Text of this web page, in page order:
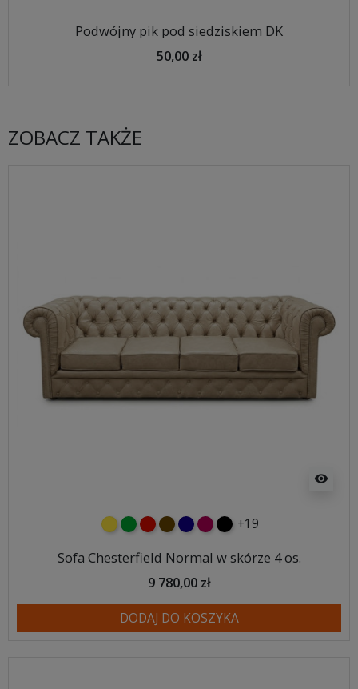
Podwójny pik pod siedziskiem DK
50,00 zł
ZOBACZ TAKŻE
visibility
żółtyzielonyczerwony
czekoladowy
granatowy
malinowy
czarny
+19
Sofa Chesterfield Normal w skórze 4 os.
9 780,00 zł
DODAJ DO KOSZYKA